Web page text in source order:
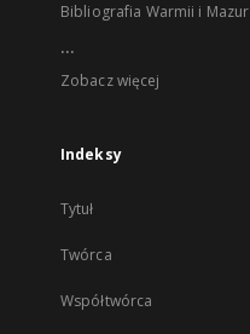
Bibliografia Warmii i Mazur
...
Zobacz więcej
Indeksy
Tytuł
Twórca
Współtwórca